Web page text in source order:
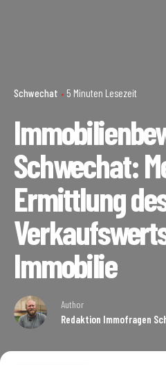
Schwechat 5 Minuten Lesezeit
Schwechat:
Ermittlung
Immobilie
Author
Redaktion Immofragen